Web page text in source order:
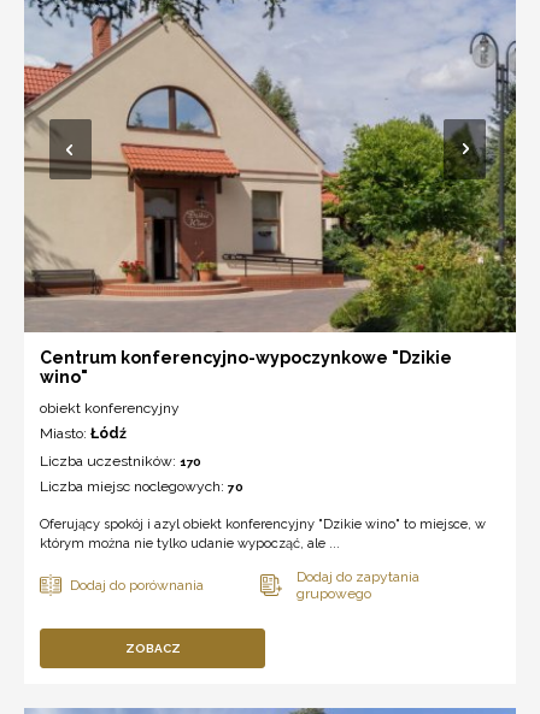
Centrum konferencyjno-wypoczynkowe "Dzikie
wino"
obiekt konferencyjny
Miasto: Łódź
Liczba uczestników: 170
Liczba miejsc noclegowych: 70
Oferujący spokój i azyl obiekt konferencyjny "Dzikie wino" to miejsce, w
którym można nie tylko udanie wypocząć, ale ...
ZOBACZ